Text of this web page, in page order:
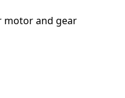
motor and gear